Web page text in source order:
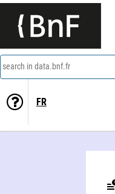
search in data.bnf.fr
FR